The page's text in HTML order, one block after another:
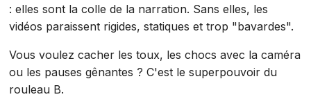
: elles sont la colle de la narration. Sans elles, les
vidéos paraissent rigides, statiques et trop "bavardes".
Vous voulez cacher les toux, les chocs avec la caméra
ou les pauses gênantes ? C'est le superpouvoir du
rouleau B.